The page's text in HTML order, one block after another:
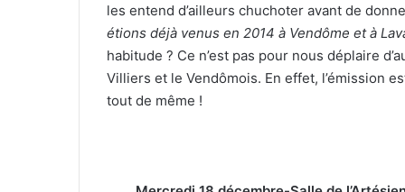
les entend d’ailleurs chuchoter avant de
étions déjà venus en 2014 à Vendôme et à
habitude ? Ce n’est pas pour nous déplaire
Villiers et le Vendômois. En effet, l’émission
tout de même !